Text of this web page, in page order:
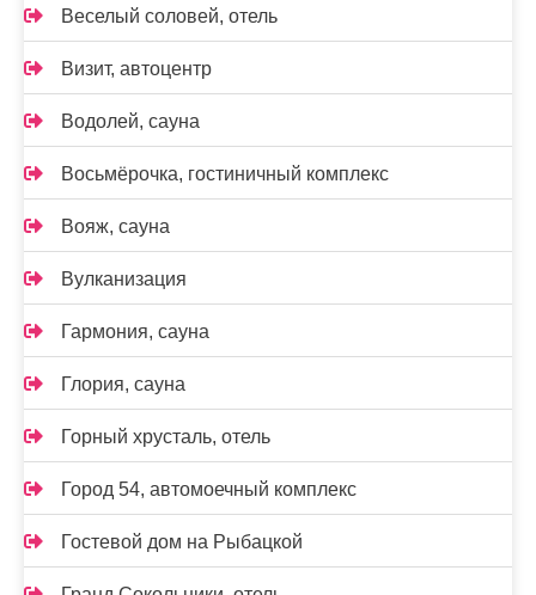
Веселый соловей, отель
Визит, автоцентр
Водолей, сауна
Восьмёрочка, гостиничный комплекс
Вояж, сауна
Вулканизация
Гармония, сауна
Глория, сауна
Горный хрусталь, отель
Город 54, автомоечный комплекс
Гостевой дом на Рыбацкой